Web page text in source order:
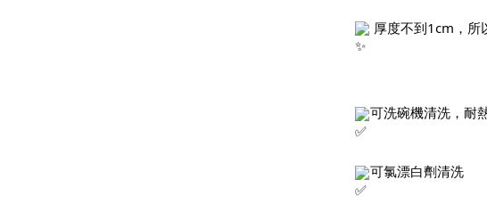
厚度不到1cm，所
可洗碗機清洗，耐
可氯漂白劑清洗